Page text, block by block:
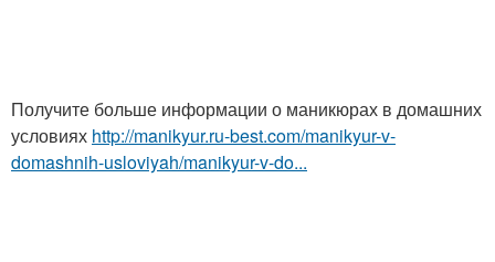
Получите больше информации о маникюрах в домашних
условиях http://manikyur.ru-best.com/manikyur-v-
domashnih-usloviyah/manikyur-v-do...